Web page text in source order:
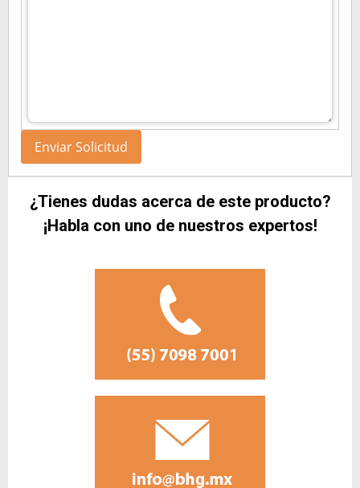
¿Tienes dudas acerca de este producto?
¡Habla con uno de nuestros expertos!